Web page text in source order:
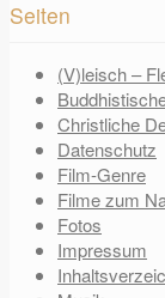
Seiten
(V)leisch –
Christliche
Datenschutz
Film-Genre
Filme zum
Fotos
Impressum